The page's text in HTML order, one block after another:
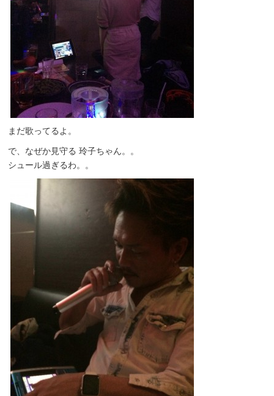
まだ歌ってるよ。
で、なぜか見守る 玲子ちゃん。。
シュール過ぎるわ。。